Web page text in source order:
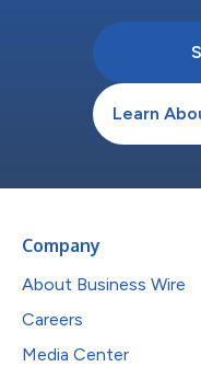
Learn
Company
About Business Wire
Careers
Media Center